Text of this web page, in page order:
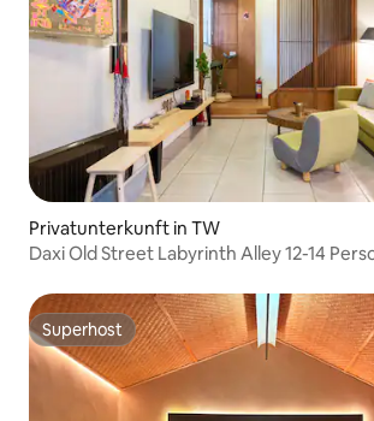
Privatunterkunft in TW
Daxi Old Street Labyrinth Alley 12-14
Street 2 Minuten
Superhost
Superhost